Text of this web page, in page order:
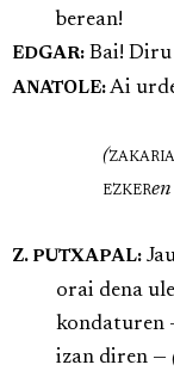
berean!
EDGAR: Bai!
ANATOLE: Ai
(
ezker
Z. PUTXAPAL:
orai dena
kondaturen
izan diren —